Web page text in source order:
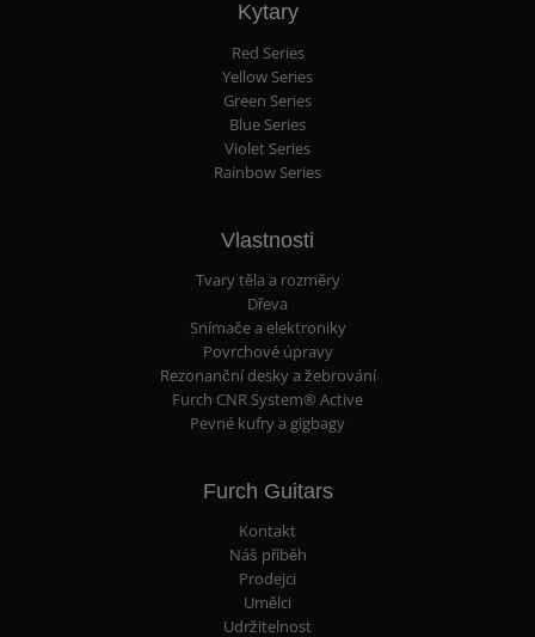
Kytary
Red Series
Yellow Series
Green Series
Blue Series
Violet Series
Rainbow Series
Vlastnosti
Tvary těla a rozměry
Dřeva
Snímače a elektroniky
Povrchové úpravy
Rezonanční desky a žebrování
Furch CNR System® Active
Pevné kufry a gigbagy
Furch Guitars
Kontakt
Náš příběh
Prodejci
Umělci
Udržitelnost